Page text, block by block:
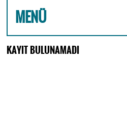
MENÜ
KAYIT BULUNAMADI